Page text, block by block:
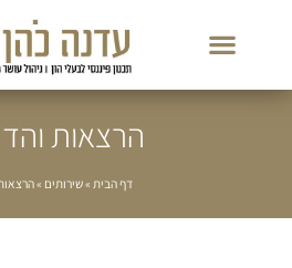
הרצאות
דף הבית »שירותים »